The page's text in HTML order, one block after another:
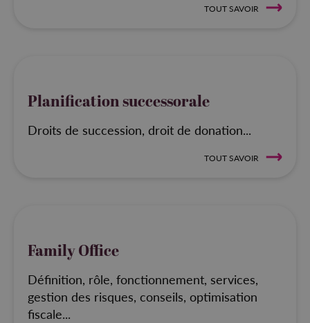
TOUT SAVOIR
Planification successorale
Droits de succession, droit de donation...
TOUT SAVOIR
Family Office
Définition, rôle, fonctionnement, services,
gestion des risques, conseils, optimisation
fiscale...